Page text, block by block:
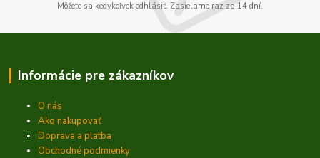
Môžete sa kedykoľvek odhlásiť. Zasielame raz za 14 dní.
Informácie pre zákazníkov
O nás
Ako nakupovať
Doprava a platba
Obchodné podmienky